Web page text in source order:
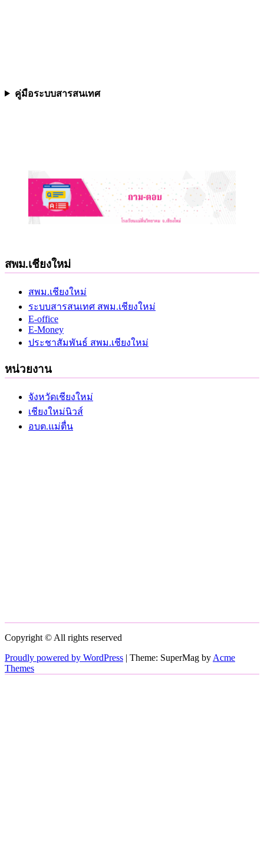
คู่มือระบบสารสนเทศ
สพม.เชียงใหม่
สพม.เชียงใหม่
ระบบสารสนเทศ สพม.เชียงใหม่
E-office
E-Money
ประชาสัมพันธ์ สพม.เชียงใหม่
หน่วยงาน
จังหวัดเชียงใหม่
เชียงใหม่นิวส์
อบต.แม่ตื่น
Copyright © All rights reserved
Proudly powered by WordPress | Theme: SuperMag by Acme
Themes